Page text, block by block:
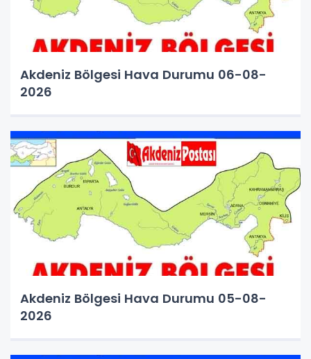
Akdeniz Bölgesi Hava Durumu 06-08-
2026
Akdeniz Bölgesi Hava Durumu 05-08-
2026